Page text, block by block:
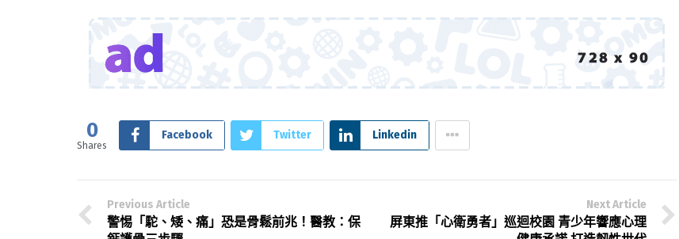
0
Shares
Facebook Twitter Linkedin
Previous Article
警惕「駝、矮、痛」恐是骨鬆前兆！醫教：保
Next Article
屏東推「心衛勇者」巡迴校園 青少年響應心理